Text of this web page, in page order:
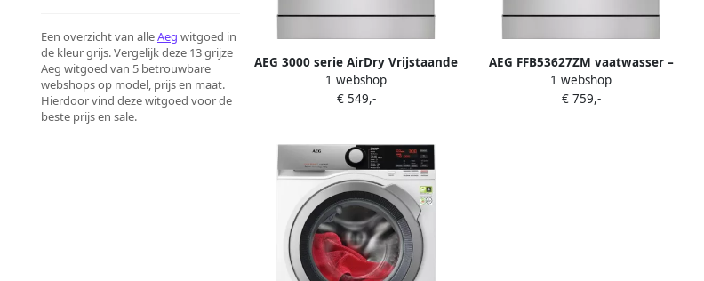
Een overzicht van alleAeg witgoed in
de kleur grijs. Vergelijk deze 13 grijze
Aeg witgoed van 5 betrouwbare
webshops op model, prijs en maat.
Hierdoor vind deze witgoed voor de
beste prijs en sale.
AEG 3000 serie AirDry Vrijstaande
vaatwasser FFB33607ZM
1 webshop
€ 549,-
AEG FFB53627ZM vaatwasser –
Vrijstaand – 60 cm – 13 couverts
– RVS
1 webshop
€ 759,-